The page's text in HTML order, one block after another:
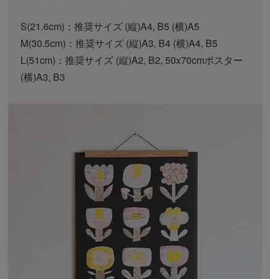
S(21.6cm)：推奨サイズ (縦)A4, B5 (横)A5
M(30.5cm)：推奨サイズ (縦)A3, B4 (横)A4, B5
L(51cm)：推奨サイズ (縦)A2, B2, 50x70cmポスター
(横)A3, B3